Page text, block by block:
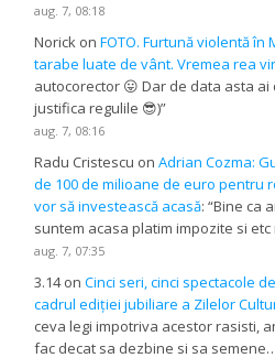
aug. 7, 08:18
Norick onFOTO. Furtună violentă
tarabe luate de vânt. Vremea rea
autocorector 😛 Dar de data asta ai
justifica regulile 😎)”
aug. 7, 08:16
Radu Cristescu onAdrian Cozma:
de 100 de milioane de euro pentru
vor să investească acasă: “Bine ca
suntem acasa platim impozite si etc
aug. 7, 07:35
3.14onCinci seri, cinci spectacole
cadrul ediției jubiliare a Zilelor
ceva legi impotriva acestor rasisti,
fac decat sa dezbine si sa